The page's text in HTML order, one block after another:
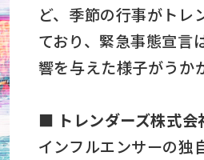
ど、季節の行事がトレ
ており、緊急事態宣言
響を与えた様子がうか
■ トレンダーズ株式会
インフルエンサーの独